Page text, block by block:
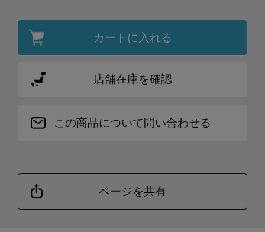
カートに入れる
店舗在庫を確認
この商品について問い合わせる
ページを共有